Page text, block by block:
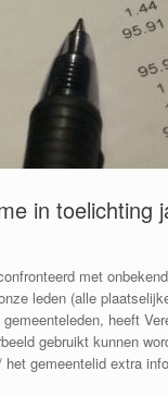
in toelichting
met
leden (alle
heeft
gebruikt kunnen
gemeentelid extra